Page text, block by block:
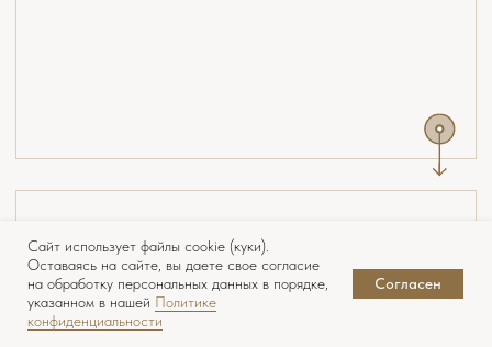
Сайт использует файлы cookie (куки).
Оставаясь на сайте, вы даете свое согласие
на обработку персональных данных в порядке,
указанном в нашей Политике
конфиденциальности
Согласен